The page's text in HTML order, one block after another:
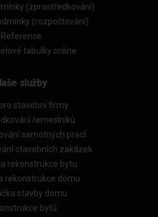
(zprostředkování)
(rozpočtování)
Reference
tabulky online
služby
stavební firmy
řemeslníků
samotných prací
stavebních zakázek
rekonstrukce bytu
rekonstrukce domu
stavby domu
bytů